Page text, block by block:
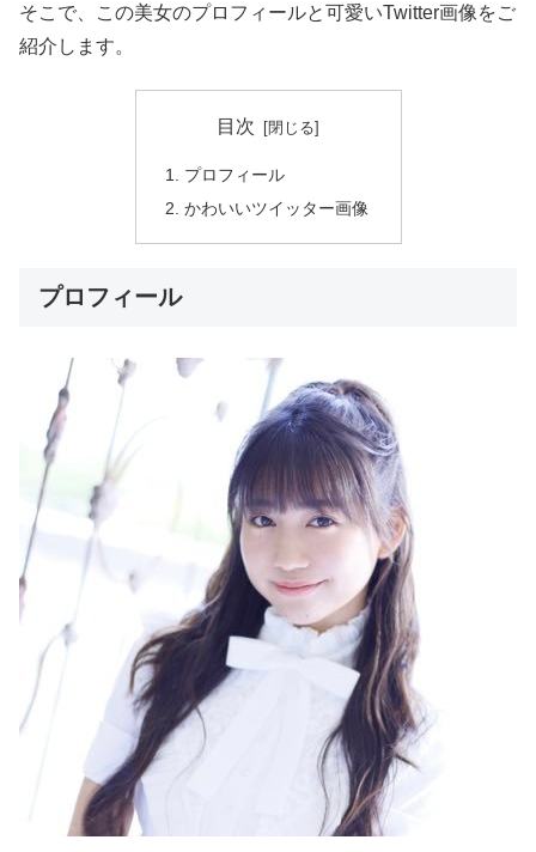
そこで、この美女のプロフィールと可愛いTwitter画像をご
紹介します。
目次
プロフィール
かわいいツイッター画像
プロフィール